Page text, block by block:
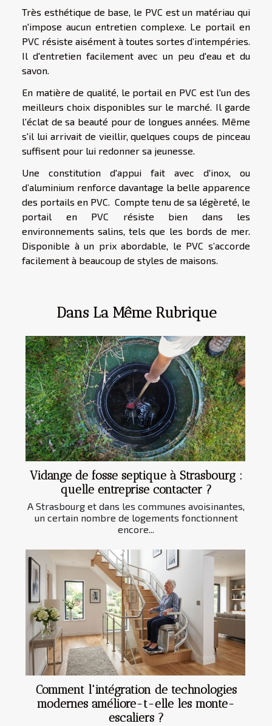
Très esthétique de base, le PVC est un matériau qui
n'impose aucun entretien complexe. Le portail en
PVC résiste aisément à toutes sortes d’intempéries.
Il d'entretien facilement avec un peu d'eau et du
savon.
En matière de qualité, le portail en PVC est l'un des
meilleurs choix disponibles sur le marché. Il garde
l'éclat de sa beauté pour de longues années. Même
s'il lui arrivait de vieillir, quelques coups de pinceau
suffisent pour lui redonner sa jeunesse.
Une constitution d'appui fait avec d'inox, ou
d’aluminium renforce davantage la belle apparence
des portails en PVC. Compte tenu de sa légèreté, le
portail en PVC résiste bien dans les
environnements salins, tels que les bords de mer.
Disponible à un prix abordable, le PVC s’accorde
facilement à beaucoup de styles de maisons.
Dans La Même Rubrique
Vidange de fosse septique à Strasbourg :
quelle entreprise contacter ?
A Strasbourg et dans les communes avoisinantes,
un certain nombre de logements fonctionnent
encore...
Comment l'intégration de technologies
modernes améliore-t-elle les monte-
escaliers ?